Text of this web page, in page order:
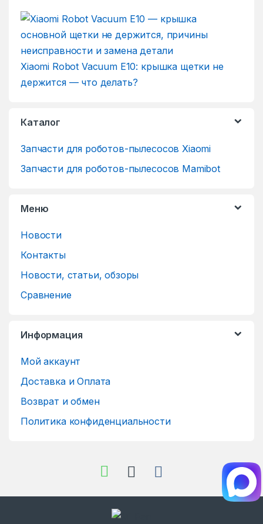
Xiaomi Robot Vacuum E10: крышка щетки не
держится — что делать?
Каталог
Запчасти для роботов-пылесосов Xiaomi
Запчасти для роботов-пылесосов Mamibot
Меню
Новости
Контакты
Новости, статьи, обзоры
Сравнение
Информация
Мой аккаунт
Доставка и Оплата
Возврат и обмен
Политика конфиденциальности